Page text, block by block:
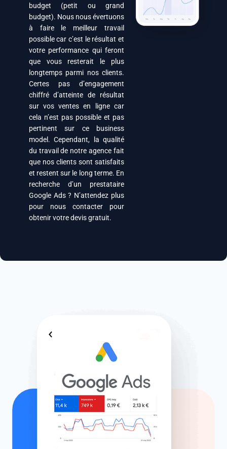
budget (petit ou grand
budget). Nous nous évertuons
à faire le meilleur travail
possible car c’est le résultat et
votre performance qui feront
que vous resterait le plus
longtemps parmi nos clients.
Certes pas d’engagement
chiffré d’atteinte de résultat
sur vos ventes en ligne car
cela n’est pas possible et pas
pertinent sur ce business
model. Cependant, la qualité
du travail de notre agence fait
que nos clients sont satisfaits
et restent sur le long terme. En
recherche d’un prestataire
Google Ads ? N’attendez plus
pour nous contacter pour
obtenir votre devis gratuit.